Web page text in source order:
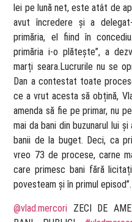
lei pe lună net, este atât de
avut încredere și a
primăria, el fiind în
primăria i-o plătește”, a
marți seara.Lucrurile nu se
Dan a contestat toate
ce a vrut acesta să obțină,
amenda să fie pe primar, nu
mai da bani din buzunarul lui
banii de la buget. Deci, ca
vreo 73 de procese, carne
care primesc bani fără
povesteam și în primul episod”.
@vlad.mercori ZECI DE